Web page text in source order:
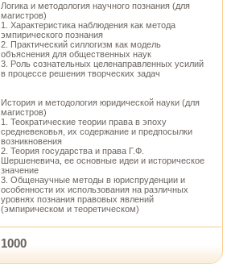
Логика и методология научного познания (для
магистров)
1. Характеристика наблюдения как метода
эмпирического познания
2. Практический силлогизм как модель
объяснения для общественных наук
3. Роль сознательных целенаправленных усилий
в процессе решения творческих задач
История и методология юридической науки (для
магистров)
1. Теократические теории права в эпоху
средневековья, их содержание и предпосылки
возникновения
2. Теория государства и права Г.Ф.
Шершеневича, ее основные идеи и историческое
значение
3. Общенаучные методы в юриспруденции и
особенности их использования на различных
уровнях познания правовых явлений
(эмпирическом и теоретическом)
1000